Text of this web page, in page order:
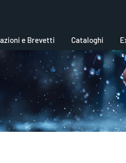
e Brevetti Cataloghi